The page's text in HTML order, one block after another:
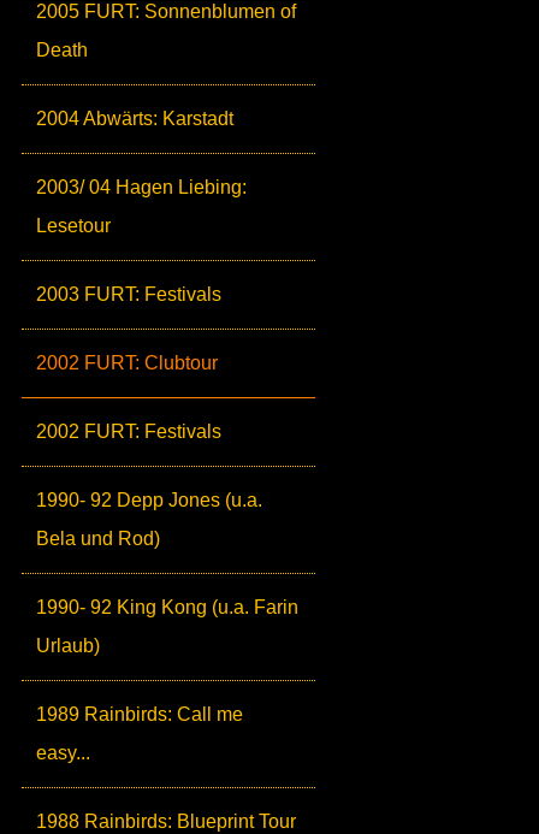
2005 FURT: Sonnenblumen of
Death
2004 Abwärts: Karstadt
2003/ 04 Hagen Liebing:
Lesetour
2003 FURT: Festivals
2002 FURT: Clubtour
2002 FURT: Festivals
1990- 92 Depp Jones (u.a.
Bela und Rod)
1990- 92 King Kong (u.a. Farin
Urlaub)
1989 Rainbirds: Call me
easy...
1988 Rainbirds: Blueprint Tour